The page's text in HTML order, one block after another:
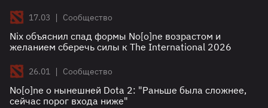
17.03 | Сообщество
Nix объяснил спад формы No[o]ne возрастом и
желанием сберечь силы к The International 2026
26.01 | Сообщество
No[o]ne о нынешней Dota 2: "Раньше была сложнее,
сейчас порог входа ниже"